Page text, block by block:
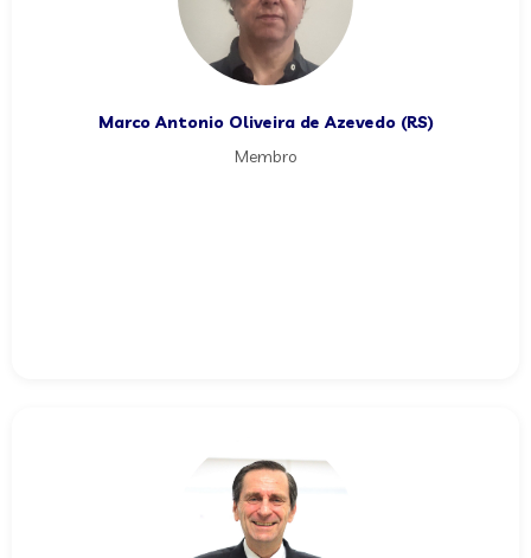
Marco Antonio Oliveira de Azevedo (RS)
Membro